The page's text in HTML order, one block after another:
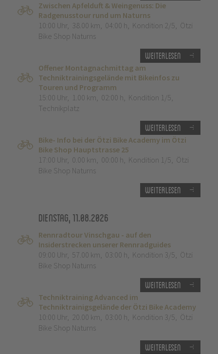
Zwischen Apfelduft & Weingenuss: Die
Radgenusstour rund um Naturns
10:00 Uhr, 38.00 km, 04:00 h, Kondition 2/5, Ötzi
Bike Shop Naturns
Weiterlesen
Offener Montagnachmittag am
Techniktrainingsgelände mit Bikeinfos zu
Touren und Programm
15:00 Uhr, 1.00 km, 02:00 h, Kondition 1/5,
Technikplatz
Weiterlesen
Bike- Info bei der Ötzi Bike Academy im Ötzi
Bike Shop Hauptstrasse 25
17:00 Uhr, 0.00 km, 00:00 h, Kondition 1/5, Ötzi
Bike Shop Naturns
Weiterlesen
Dienstag, 11.08.2026
Rennradtour Vinschgau - auf den
Insiderstrecken unserer Rennradguides
09:00 Uhr, 57.00 km, 03:00 h, Kondition 3/5, Ötzi
Bike Shop Naturns
Weiterlesen
Techniktraining Advanced im
Techniktrainigsgelände der Ötzi Bike Academy
10:00 Uhr, 20.00 km, 03:00 h, Kondition 3/5, Ötzi
Bike Shop Naturns
Weiterlesen